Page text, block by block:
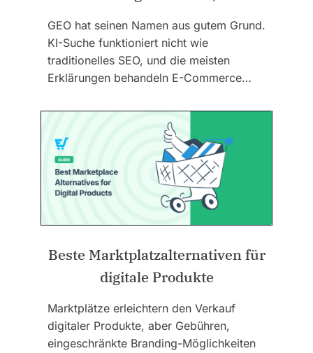
GEO hat seinen Namen aus gutem Grund.
KI-Suche funktioniert nicht wie
traditionelles SEO, und die meisten
Erklärungen behandeln E-Commerce…
Beste Marktplatzalternativen für
digitale Produkte
Marktplätze erleichtern den Verkauf
digitaler Produkte, aber Gebühren,
eingeschränkte Branding-Möglichkeiten